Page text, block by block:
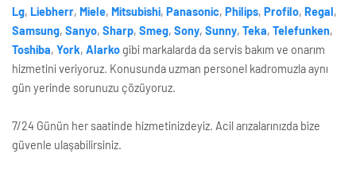
Lg, Liebherr, Miele, Mitsubishi, Panasonic, Philips, Profilo, Regal,
Samsung, Sanyo, Sharp, Smeg, Sony, Sunny, Teka, Telefunken,
Toshiba, York, Alarko gibi markalarda da servis bakım ve onarım
hizmetini veriyoruz. Konusunda uzman personel kadromuzla aynı
gün yerinde sorunuzu çözüyoruz.
7/24 Günün her saatinde hizmetinizdeyiz. Acil arızalarınızda bize
güvenle ulaşabilirsiniz.